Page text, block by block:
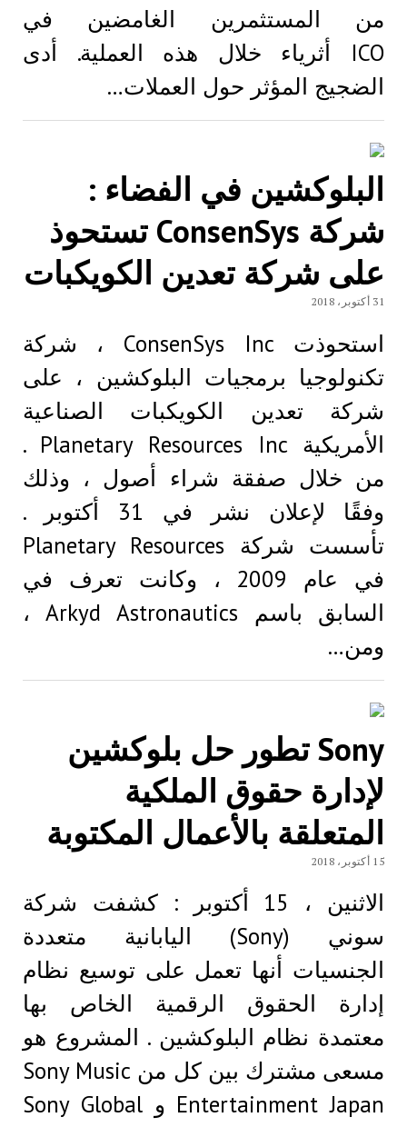
من المستثمرين الغامضين في
ICO أثرياء خلال هذه العملية. أدى
الضجيج المؤثر حول العملات…
البلوكشين في الفضاء :
شركة ConsenSys تستحوذ
علی شركة تعدين الكويكبات
31 أكتوبر، 2018
استحوذت ConsenSys Inc ، شركة
تكنولوجيا برمجيات البلوكشين ، على
شركة تعدين الكويكبات الصناعية
الأمريكية Planetary Resources Inc .
من خلال صفقة شراء أصول ، وذلك
وفقًا لإعلان نشر في 31 أكتوبر .
تأسست شركة Planetary Resources
في عام 2009 ، وكانت تعرف في
السابق باسم Arkyd Astronautics ،
ومن…
Sony تطور حل بلوكشين
لإدارة حقوق الملكية
المتعلقة بالأعمال المكتوبة
15 أكتوبر، 2018
الاثنين ، 15 أكتوبر : كشفت شركة
سوني (Sony) اليابانية متعددة
الجنسيات أنها تعمل على توسيع نظام
إدارة الحقوق الرقمية الخاص بها
معتمدة نظام البلوكشين . المشروع هو
مسعى مشترك بين كل من Sony Music
Entertainment Japan و Sony Global